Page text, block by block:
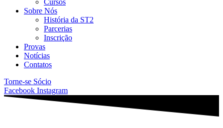
Cursos
Sobre Nós
História da ST2
Parcerias
Inscrição
Provas
Notícias
Contatos
Torne-se Sócio
Facebook Instagram